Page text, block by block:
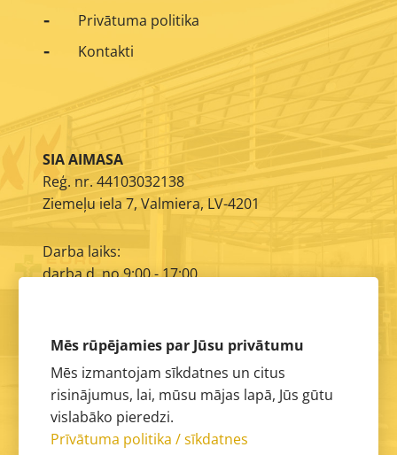
Privātuma politika
Kontakti
SIA AIMASA
Reģ. nr. 44103032138
Ziemeļu iela 7, Valmiera, LV-4201
Darba laiks:
darba d. no 9:00 - 17:00
Mēs rūpējamies par Jūsu privātumu
Mēs izmantojam sīkdatnes un citus
risinājumus, lai, mūsu mājas lapā, Jūs gūtu
vislabāko pieredzi.
Prīvātuma politika / sīkdatnes